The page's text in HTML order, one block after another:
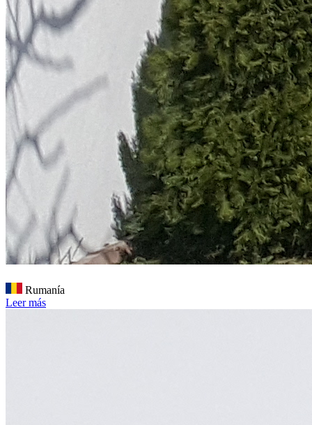
Rumanía
Leer más